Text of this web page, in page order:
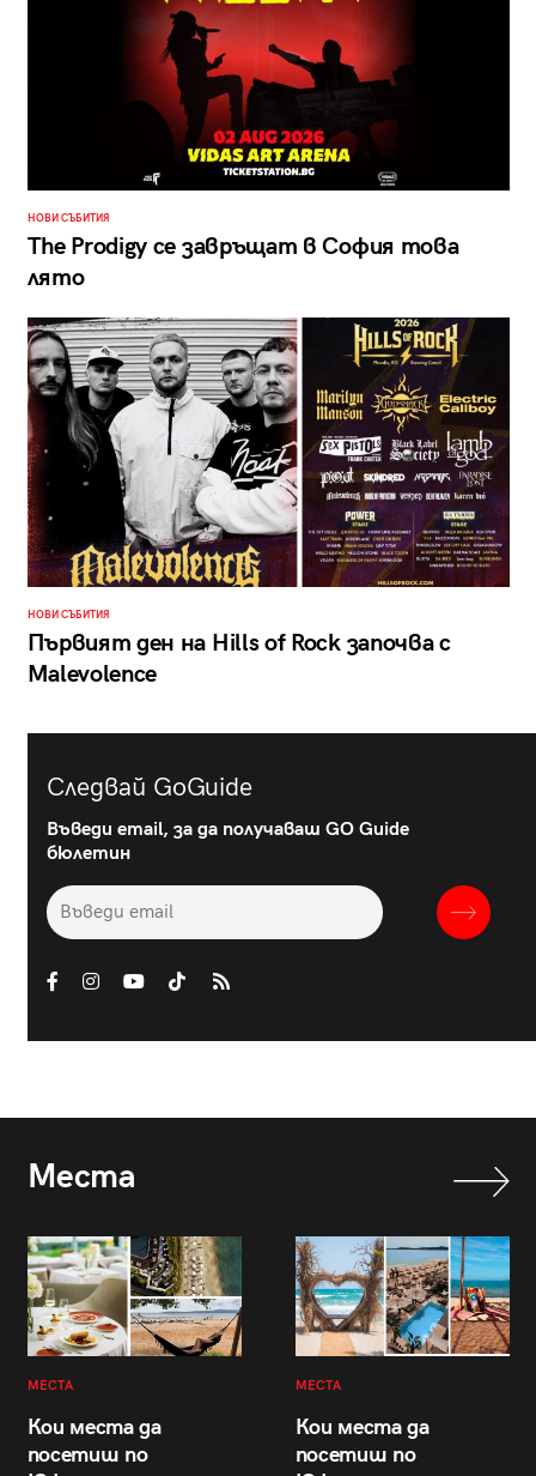
НОВИ СЪБИТИЯ
The Prodigy се завръщат в София това
лято
НОВИ СЪБИТИЯ
Първият ден на Hills of Rock започва с
Malevolence
Следвай GoGuide
Въведи email, за да получаваш GO Guide
бюлетин
Места
МЕСТА
Кои места да
посетиш по
МЕСТА
Кои места да
посетиш по